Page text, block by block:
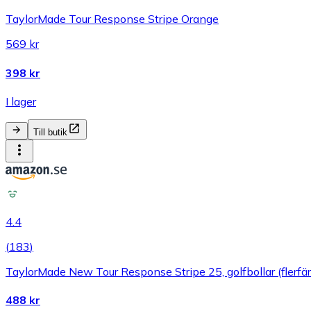
TaylorMade Tour Response Stripe Orange
569 kr
398 kr
I lager
Till butik
4.4
(183)
TaylorMade New Tour Response Stripe 25, golfbollar
488 kr